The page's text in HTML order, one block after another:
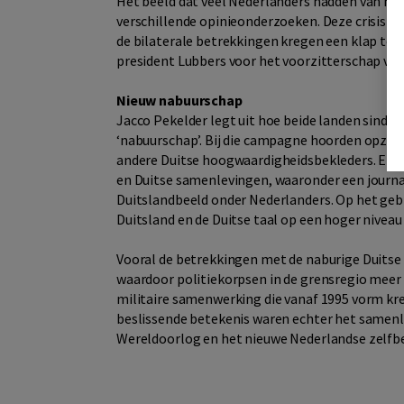
verschillende opinieonderzoeken. Deze crisis
de bilaterale betrekkingen kregen een klap
president Lubbers voor het voorzitterschap
Nieuw nabuurschap
Jacco Pekelder legt uit hoe beide landen
‘nabuurschap’. Bij die campagne hoorden
andere Duitse hoogwaardigheidsbekleders. Er
en Duitse samenlevingen, waaronder een
Duitslandbeeld onder Nederlanders. Op het
Duitsland en de Duitse taal op een hoger
Vooral de betrekkingen met de naburige
waardoor politiekorpsen in de grensregio
militaire samenwerking die vanaf 1995 vorm
beslissende betekenis waren echter het
Wereldoorlog en het nieuwe Nederlandse